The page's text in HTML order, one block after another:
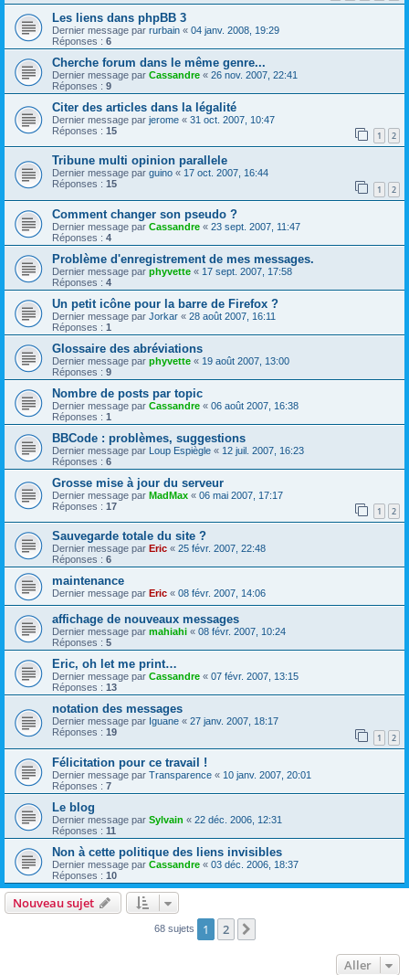
Les liens dans phpBB 3
Dernier message par rurbain « 04 janv. 2008, 19:29
Réponses : 6
Cherche forum dans le même genre...
Dernier message par Cassandre « 26 nov. 2007, 22:41
Réponses : 9
Citer des articles dans la légalité
Dernier message par jerome « 31 oct. 2007, 10:47
Réponses : 15 1 2
Tribune multi opinion parallele
Dernier message par guino « 17 oct. 2007, 16:44
Réponses : 15 1 2
Comment changer son pseudo ?
Dernier message par Cassandre « 23 sept. 2007, 11:47
Réponses : 4
Problème d'enregistrement de mes messages.
Dernier message par phyvette « 17 sept. 2007, 17:58
Réponses : 4
Un petit icône pour la barre de Firefox ?
Dernier message par Jorkar « 28 août 2007, 16:11
Réponses : 1
Glossaire des abréviations
Dernier message par phyvette « 19 août 2007, 13:00
Réponses : 9
Nombre de posts par topic
Dernier message par Cassandre « 06 août 2007, 16:38
Réponses : 1
BBCode : problèmes, suggestions
Dernier message par Loup Espiègle « 12 juil. 2007, 16:23
Réponses : 6
Grosse mise à jour du serveur
Dernier message par MadMax « 06 mai 2007, 17:17
Réponses : 17 1 2
Sauvegarde totale du site ?
Dernier message par Eric « 25 févr. 2007, 22:48
Réponses : 6
maintenance
Dernier message par Eric « 08 févr. 2007, 14:06
affichage de nouveaux messages
Dernier message par mahiahi « 08 févr. 2007, 10:24
Réponses : 5
Eric, oh let me print…
Dernier message par Cassandre « 07 févr. 2007, 13:15
Réponses : 13
notation des messages
Dernier message par Iguane « 27 janv. 2007, 18:17
Réponses : 19 1 2
Félicitation pour ce travail !
Dernier message par Transparence « 10 janv. 2007, 20:01
Réponses : 7
Le blog
Dernier message par Sylvain « 22 déc. 2006, 12:31
Réponses : 11
Non à cette politique des liens invisibles
Dernier message par Cassandre « 03 déc. 2006, 18:37
Réponses : 10
Nouveau sujet
68 sujets 1 2
Aller